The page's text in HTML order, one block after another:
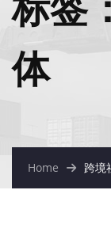
标签
体
Home 跨境